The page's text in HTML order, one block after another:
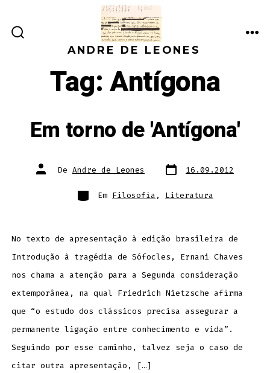
direto
PESQUISAANDRE DE LEONES
Tag:Antígona
Em torno de 'Antígona'
Autor
do De Andre de Leones Data
do
16.09.2012
Categorias
Em Filosofia , Literatura
No texto de apresentação à edição brasileira de
Introdução à tragédia de Sófocles, Ernani Chaves
nos chama a atenção para a Segunda consideração
extemporânea, na qual Friedrich Nietzsche afirma
que “o estudo dos clássicos precisa assegurar a
permanente ligação entre conhecimento e vida”.
Seguindo por esse caminho, talvez seja o caso de
citar outra apresentação, […]